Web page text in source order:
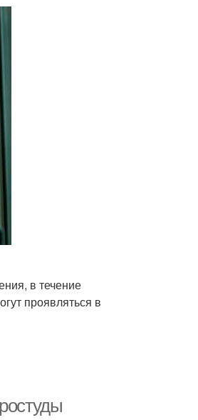
в течение
проявляться в